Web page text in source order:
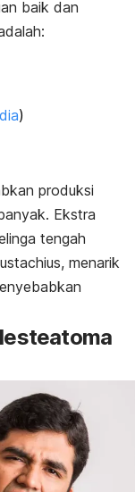
baik dan
)
produksi
Ekstra
tengah
menarik